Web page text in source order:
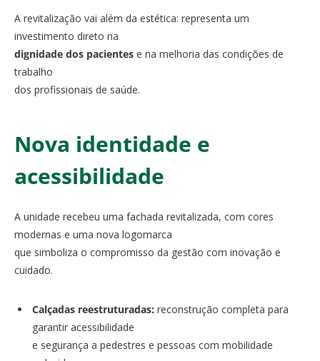
A revitalização vai além da estética: representa um
investimento direto na
dignidade dos pacientes e na melhoria das condições de
trabalho
dos profissionais de saúde.
Nova identidade e
acessibilidade
A unidade recebeu uma fachada revitalizada, com cores
modernas e uma nova logomarca
que simboliza o compromisso da gestão com inovação e
cuidado.
Calçadas reestruturadas: reconstrução completa para
garantir acessibilidade
e segurança a pedestres e pessoas com mobilidade